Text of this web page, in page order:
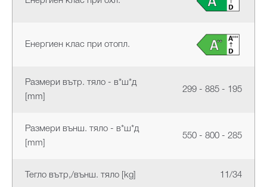
Енергиен клас при отопл.
Размери вътр. тяло - в*ш*д
[mm]
299 - 885 - 195
Размери външ. тяло - в*ш*д
[mm]
550 - 800 - 285
Тегло вътр,/външ. тяло [kg] 11/34